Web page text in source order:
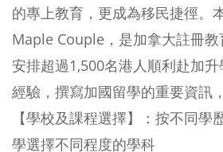
的專上教育，更成為移民捷徑。
Maple Couple，是加拿大註冊
安排超過1,500名港人順利赴加
經驗，撰寫加國留學的重要資訊
【學校及課程選擇】：按不同學
學選擇不同程度的學科